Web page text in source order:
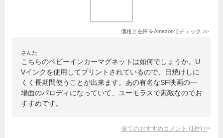
価格と在庫をAmazonでチェック >>
さんた
こちらのベビーインカーマグネットは如何でしょうか。U
Vインクを使用してプリントされているので、日焼けしに
くく長期間使うことが出来ます。あの有名なSF映画の一
場面のパロディになっていて、ユーモラスで素敵なのでお
すすめです。
全てのおすすめコメント (1 件) >